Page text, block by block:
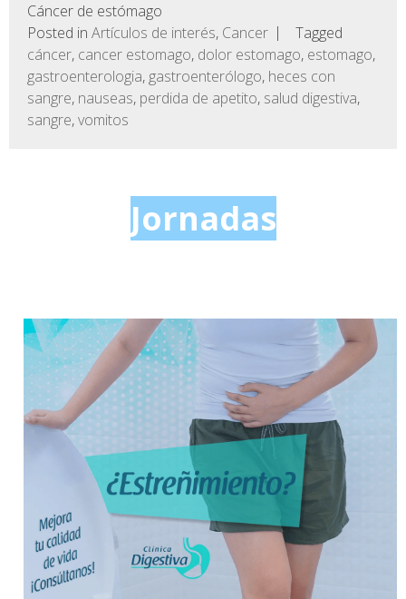
Cáncer de estómago
Posted in Artículos de interés, Cancer
Tagged
cáncer, cancer estomago, dolor estomago, estomago,
gastroenterologia, gastroenterólogo, heces con
sangre, nauseas, perdida de apetito, salud digestiva,
sangre,vomitos
Jornadas